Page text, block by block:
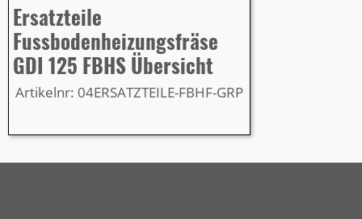
Ersatzteile
Fussbodenheizungsfräse
GDI 125 FBHS Übersicht
Artikelnr: 04ERSATZTEILE-FBHF-GRP